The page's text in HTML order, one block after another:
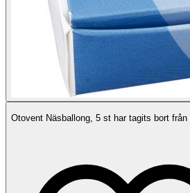
Otovent Näsballong, 5 st har tagits bort från